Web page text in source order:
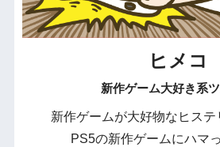
ヒメコ
新作ゲーム大好き系
新作ゲームが大好物なヒステ
PS5の新作ゲームにハマ